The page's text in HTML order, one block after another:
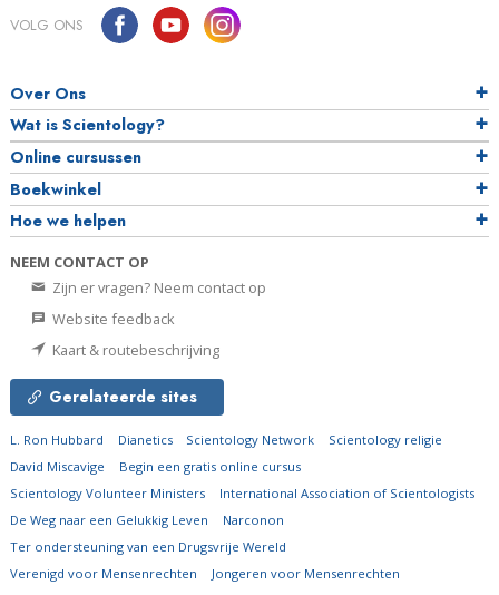
VOLG ONS
Over Ons
Wat is Scientology?
Online cursussen
Boekwinkel
Hoe we helpen
NEEM CONTACT OP
Zijn er vragen? Neem contact op
Website feedback
Kaart & routebeschrijving
Gerelateerde sites
L. Ron Hubbard Dianetics Scientology Network
Scientology religie
David Miscavige
Begin een gratis online cursus
Scientology Volunteer Ministers
International Association of Scientologists
De Weg naar een Gelukkig Leven
Narconon
Ter ondersteuning van een Drugsvrije Wereld
Verenigd voor Mensenrechten
Jongeren voor Mensenrechten